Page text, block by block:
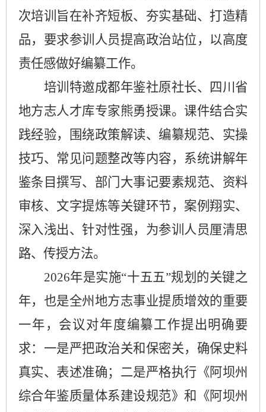
次培训旨在补齐短板、夯实基础、打造精
品，要求参训人员提高政治站位，以高度
责任感做好编纂工作。
培训特邀成都年鉴社原社长、四川省
地方志人才库专家熊勇授课。课件结合实
践经验，围绕政策解读、编纂规范、实操
技巧、常见问题整改等内容，系统讲解年
鉴条目撰写、 部门 大事记要素规范、资料
审核、文字提炼等关键环节，案例翔实、
深入浅出、针对性强，为参训人员厘清思
路、传授方法。
2026年是实施“十五五”规划的关键之
年，也是全州地方志事业提质增效的重要
一年 ， 会议 对年度编纂工作提出明确要
求： 一是严把政治关和保密关，确保史料
真实、表述准确； 二是严格执行《阿坝州
综合年鉴质量体系建设规范》和《阿坝州